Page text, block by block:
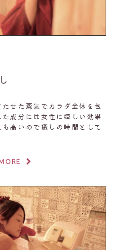
せた蒸気でカラダ全体を包
成分には女性に嬉しい効果
高いので癒しの時間として